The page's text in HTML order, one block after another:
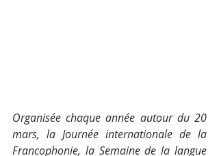
Organisée chaque année autour du 20
mars, la Journée internationale de la
Francophonie, la Semaine de la langue